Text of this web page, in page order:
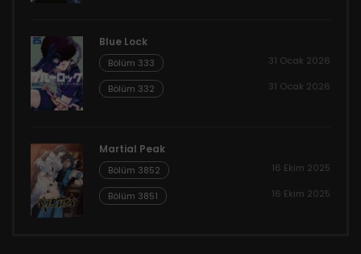
Blue Lock
Bölüm 333 31 Ocak 2026
Bölüm 332 31 Ocak 2026
Martial Peak
Bölüm 3852 16 Ekim 2025
Bölüm 3851 16 Ekim 2025